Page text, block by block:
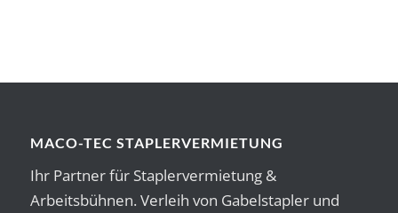
MACO-TEC STAPLERVERMIETUNG
Ihr Partner für Staplervermietung &
Arbeitsbühnen. Verleih von Gabelstapler und